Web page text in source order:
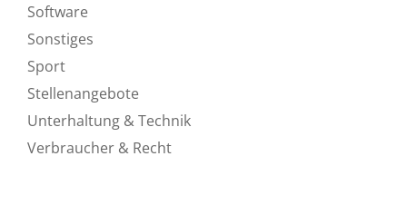
Software
Sonstiges
Sport
Stellenangebote
Unterhaltung & Technik
Verbraucher & Recht